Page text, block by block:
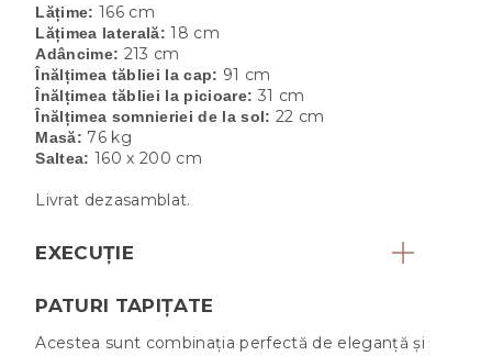
Lățime: 166 cm
Lățimea laterală: 18 cm
Adâncime: 213 cm
Înălțimea tăbliei la cap: 91 cm
Înălțimea tăbliei la picioare: 31 cm
Înălțimea somnieriei de la sol: 22 cm
Masă: 76 kg
Saltea: 160 x 200 cm
Livrat dezasamblat.
EXECUȚIE
PATURI TAPIȚATE
Acestea sunt combinația perfectă de eleganță și